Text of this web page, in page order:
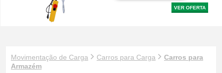
VER OFERTA
Movimentação de Carga Carros para Carga
Carros para
Armazém